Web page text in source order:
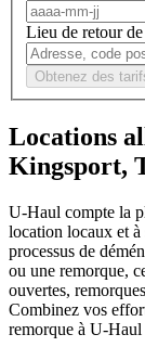
Lieu de retour
Obtenez des
Locations
Kingsport,
U-Haul compte la
location locaux et à
processus de
ou une remorque,
ouvertes,
Combinez vos
remorque à U-Haul